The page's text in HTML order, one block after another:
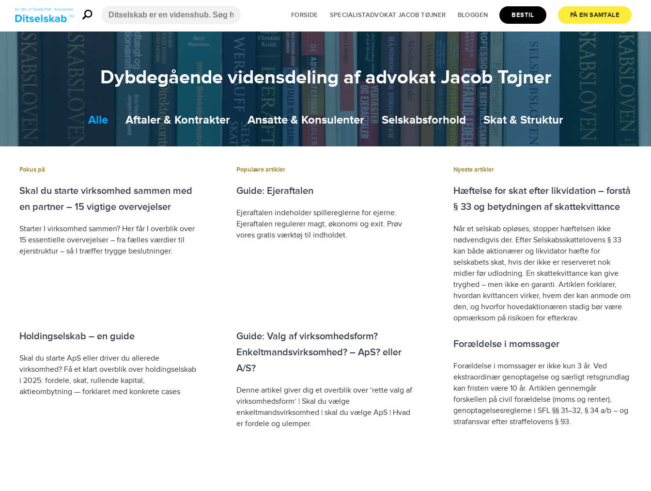
FORSIDE SPECIALISTADVOKAT JACOB TØJNER BLOGGEN BESTIL FÅ EN SAMTALE
Dybdegående vidensdeling af advokat Jacob Tøjner
Alle Aftaler & Kontrakter Ansatte & Konsulenter Selskabsforhold Skat & Struktur
Fokus på
Skal du starte virksomhed sammen med
en partner – 15 vigtige overvejelser
Starter I virksomhed sammen? Her får I overblik over
15 essentielle overvejelser – fra fælles værdier til
ejerstruktur – så I træffer trygge beslutninger.
Holdingselskab – en guide
Skal du starte ApS eller driver du allerede
virksomhed? Få et klart overblik over holdingselskab
i 2025: fordele, skat, rullende kapital,
aktieombytning — forklaret med konkrete cases
Populære artikler
Guide: Ejeraftalen
Ejeraftalen indeholder spillereglerne for ejerne.
Ejeraftalen regulerer magt, økonomi og exit. Prøv
vores gratis værktøj til indholdet.
Guide: Valg af virksomhedsform?
Enkeltmandsvirksomhed? – ApS? eller
A/S?
Denne artikel giver dig et overblik over ‘rette valg af
virksomhedsform’ | Skal du vælge
enkeltmandsvirksomhed | skal du vælge ApS | Hvad
er fordele og ulemper.
Nyeste artikler
Hæftelse for skat efter likvidation – forstå
§ 33 og betydningen af skattekvittance
Når et selskab opløses, stopper hæftelsen ikke
nødvendigvis der. Efter Selskabsskattelovens § 33
kan både aktionærer og likvidator hæfte for
selskabets skat, hvis der ikke er reserveret nok
midler før udlodning. En skattekvittance kan give
tryghed – men ikke en garanti. Artiklen forklarer,
hvordan kvittancen virker, hvem der kan anmode om
den, og hvorfor hovedaktionæren stadig bør være
opmærksom på risikoen for efterkrav.
Forældelse i momssager
Forældelse i momssager er ikke kun 3 år. Ved
ekstraordinær genoptagelse og særligt retsgrundlag
kan fristen være 10 år. Artiklen gennemgår
forskellen på civil forældelse (moms og renter),
genoptagelsesreglerne i SFL §§ 31–32, § 34 a/b – og
strafansvar efter straffelovens § 93.